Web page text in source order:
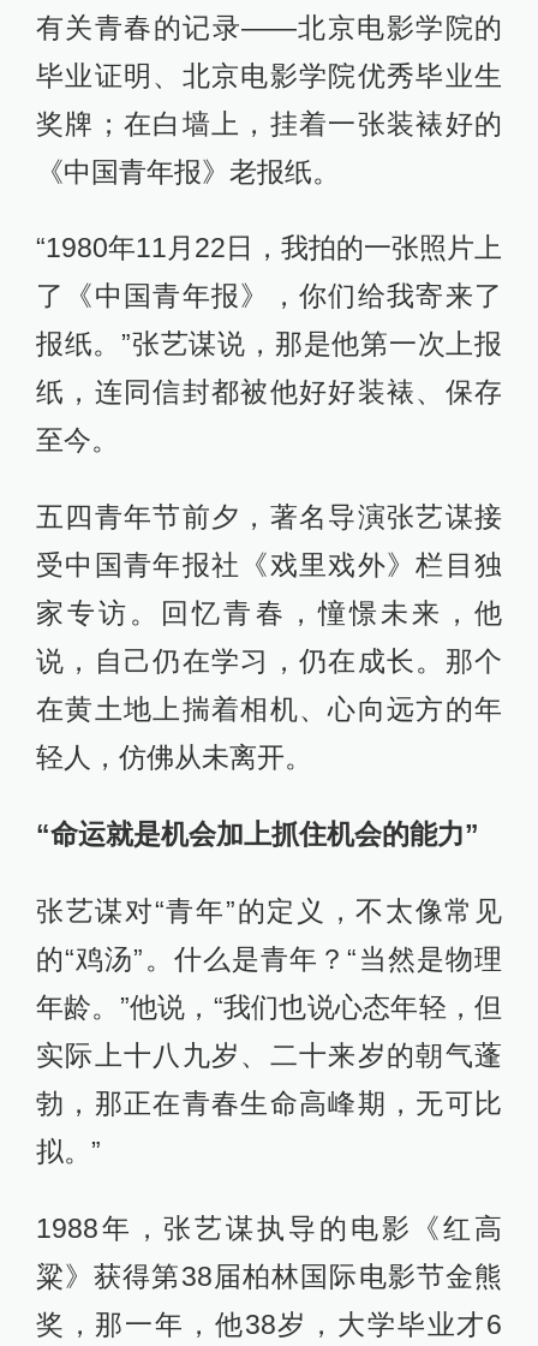
有关青春的记录——北京电影学院的
毕业证明、北京电影学院优秀毕业生
奖牌；在白墙上，挂着一张装裱好的
《中国青年报》老报纸。
“1980年11月22日，我拍的一张照片上
了《中国青年报》，你们给我寄来了
报纸。”张艺谋说，那是他第一次上报
纸，连同信封都被他好好装裱、保存
至今。
五四青年节前夕，著名导演张艺谋接
受中国青年报社《戏里戏外》栏目独
家专访。回忆青春，憧憬未来，他
说，自己仍在学习，仍在成长。那个
在黄土地上揣着相机、心向远方的年
轻人，仿佛从未离开。
“命运就是机会加上抓住机会的能力”
张艺谋对“青年”的定义，不太像常见
的“鸡汤”。什么是青年？“当然是物理
年龄。”他说，“我们也说心态年轻，但
实际上十八九岁、二十来岁的朝气蓬
勃，那正在青春生命高峰期，无可比
拟。”
1988年，张艺谋执导的电影《红高
粱》获得第38届柏林国际电影节金熊
奖，那一年，他38岁，大学毕业才6